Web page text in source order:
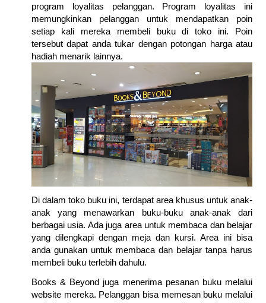
program loyalitas pelanggan. Program loyalitas ini
memungkinkan pelanggan untuk mendapatkan poin
setiap kali mereka membeli buku di toko ini. Poin
tersebut dapat anda tukar dengan potongan harga atau
hadiah menarik lainnya.
Di dalam toko buku ini, terdapat area khusus untuk anak-
anak yang menawarkan buku-buku anak-anak dari
berbagai usia. Ada juga area untuk membaca dan belajar
yang dilengkapi dengan meja dan kursi. Area ini bisa
anda gunakan untuk membaca dan belajar tanpa harus
membeli buku terlebih dahulu.
Books & Beyond juga menerima pesanan buku melalui
website mereka. Pelanggan bisa memesan buku melalui